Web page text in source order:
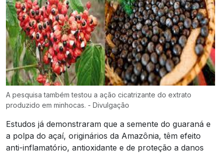
A pesquisa também testou a ação cicatrizante do extrato
produzido em minhocas. - Divulgação
Estudos já demonstraram que a semente do guaraná e
a polpa do açaí, originários da Amazônia, têm efeito
anti-inflamatório, antioxidante e de proteção a danos